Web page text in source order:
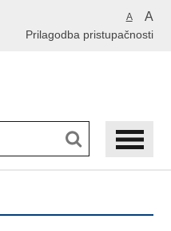
A A
Prilagodba pristupačnosti